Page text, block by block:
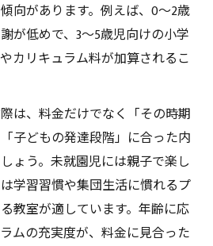
向があります。例えば、0～2歳
が低めで、3～5歳児向けの小学
カリキュラム料が加算されるこ
は、料金だけでなく「その時期
子どもの発達段階」に合った内
ょう。未就園児には親子で楽し
学習習慣や集団生活に慣れるプ
教室が適しています。年齢に応
ムの充実度が、料金に見合った